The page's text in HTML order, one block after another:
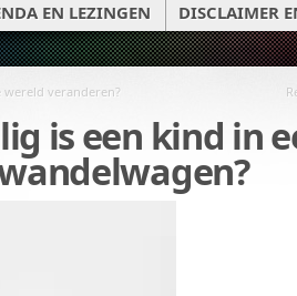
EN LEZINGEN DISCLAIMER
wereld veranderen?
is een kind in